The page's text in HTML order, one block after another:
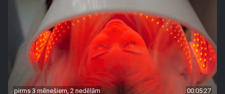
pirms 3 mēnešiem, 2 nedēļām 00:05:27